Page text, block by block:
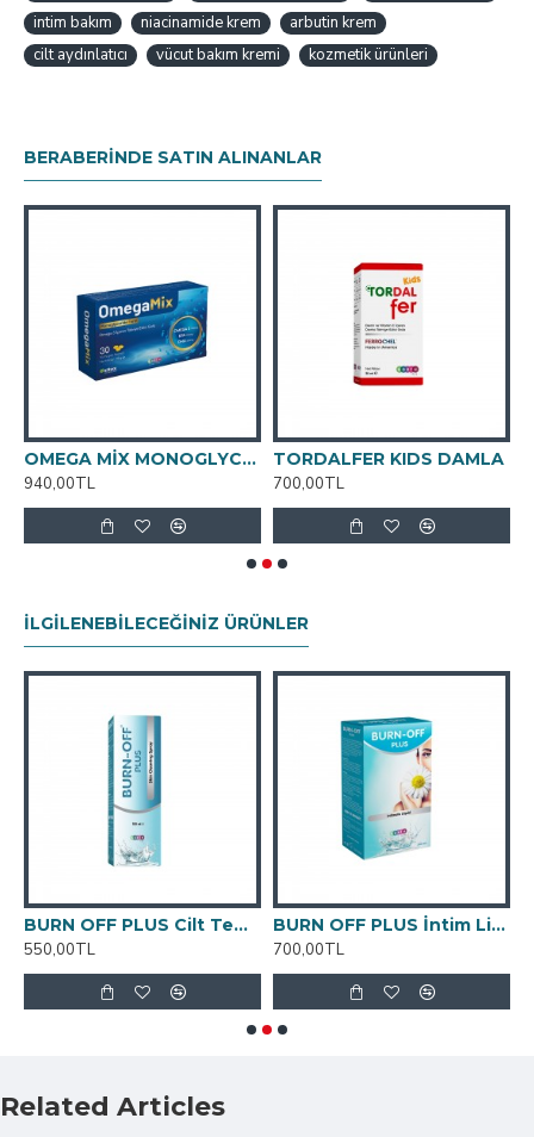
intim bakım
niacinamide krem
arbutin krem
cilt aydınlatıcı
vücut bakım kremi kozmetik ürünleri
BERABERINDE SATIN ALINANLAR
OMEGA MİX MONOGLYCERİDE FORM YUMUŞAK 30 KAPSÜL
940,00TL
TORDALFER KIDS DAMLA
700,00TL
İLGILENEBILECEĞINIZ ÜRÜNLER
BURN OFF PLUS Cilt Temizleme Spreyi 100 ML
550,00TL
BURN OFF PLUS İntim Likit 250 ML
700,00TL
Related Articles